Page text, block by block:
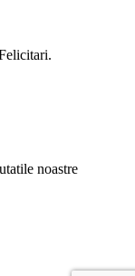
noastre